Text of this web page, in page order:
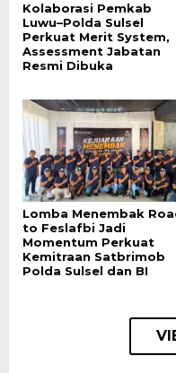
Kolaborasi Pemkab
Luwu–Polda Sulsel
Perkuat Merit System,
Assessment Jabatan
Resmi Dibuka
Lomba Menembak
to Feslafbi Jadi
Momentum Perkuat
Kemitraan Satbrimob
Polda Sulsel dan BI